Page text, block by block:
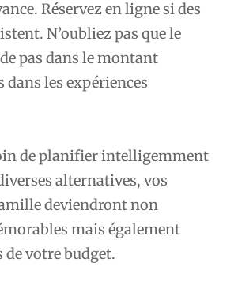
Réservez en ligne si des
N’oubliez pas que le
pas dans le montant
dans les expériences
de planifier intelligemment
alternatives, vos
deviendront non
mais également
de votre budget.